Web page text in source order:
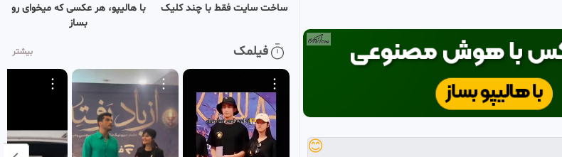
😊
• بازنشر شده
15
سریال عشق من قسمت ۱۶
بازنشر شده
ساخت سایت فقط با چند کلیک
با هالیپو، هر عکسی که میخوای رو
بساز
فیلمک بیشتر